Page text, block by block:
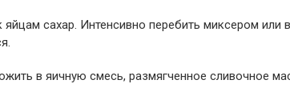
яйцам сахар. Интенсивно перебить миксером
в яичную смесь, размягченное сливочное